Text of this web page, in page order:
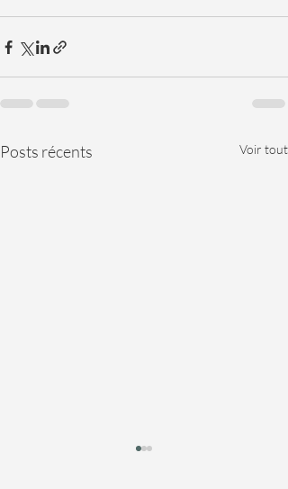
Posts récents Voir tout